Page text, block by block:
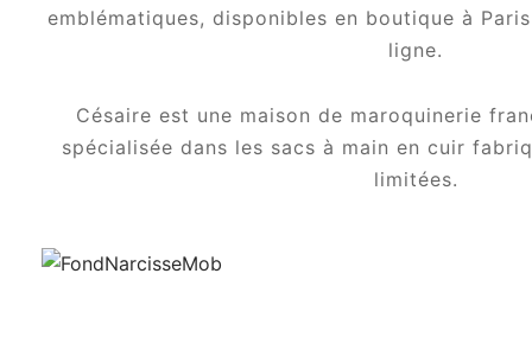
emblématiques, disponibles en boutique à
ligne.
Césaire est une maison de maroquinerie
spécialisée dans les sacs à main en cuir
limitées.